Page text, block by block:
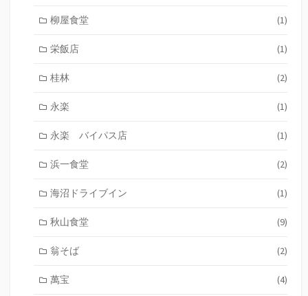
柳屋食堂 (1)
栄飯店 (1)
桂林 (2)
永楽 (1)
永楽 バイパス店 (1)
浜一食堂 (2)
海沼ドライブイン (1)
秋山食堂 (9)
翁そば (2)
萬宝 (4)